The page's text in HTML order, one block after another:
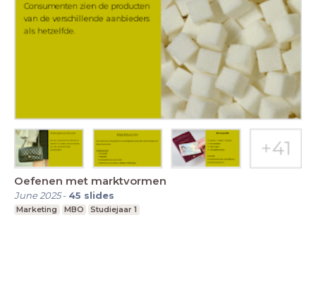
Oefenen met marktvormen
June 2025- 45 slides
Marketing MBO Studiejaar 1